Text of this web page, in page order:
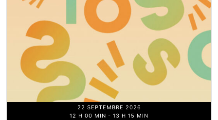
22 SEPTEMBRE 2026
12 H 00 MIN - 13 H 15 MIN